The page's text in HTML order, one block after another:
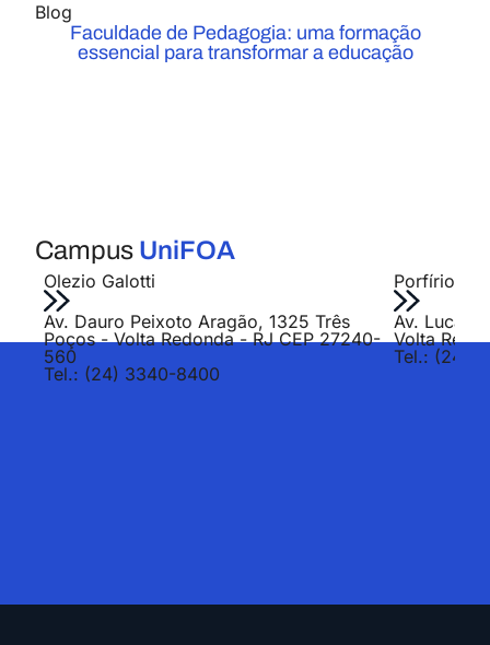
Blog
Faculdade de Pedagogia: uma formação
essencial para transformar a educação
Campus UniFOA
Olezio Galotti
Av. Dauro Peixoto Aragão, 1325 Três
Poços - Volta Redonda - RJ CEP 27240-
560
Tel.: (24) 3340-8400
Porfírio
Av. Lucas
Volta
Tel.: (24)